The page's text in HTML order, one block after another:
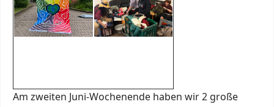
Am zweiten Juni-Wochenende haben wir 2 große